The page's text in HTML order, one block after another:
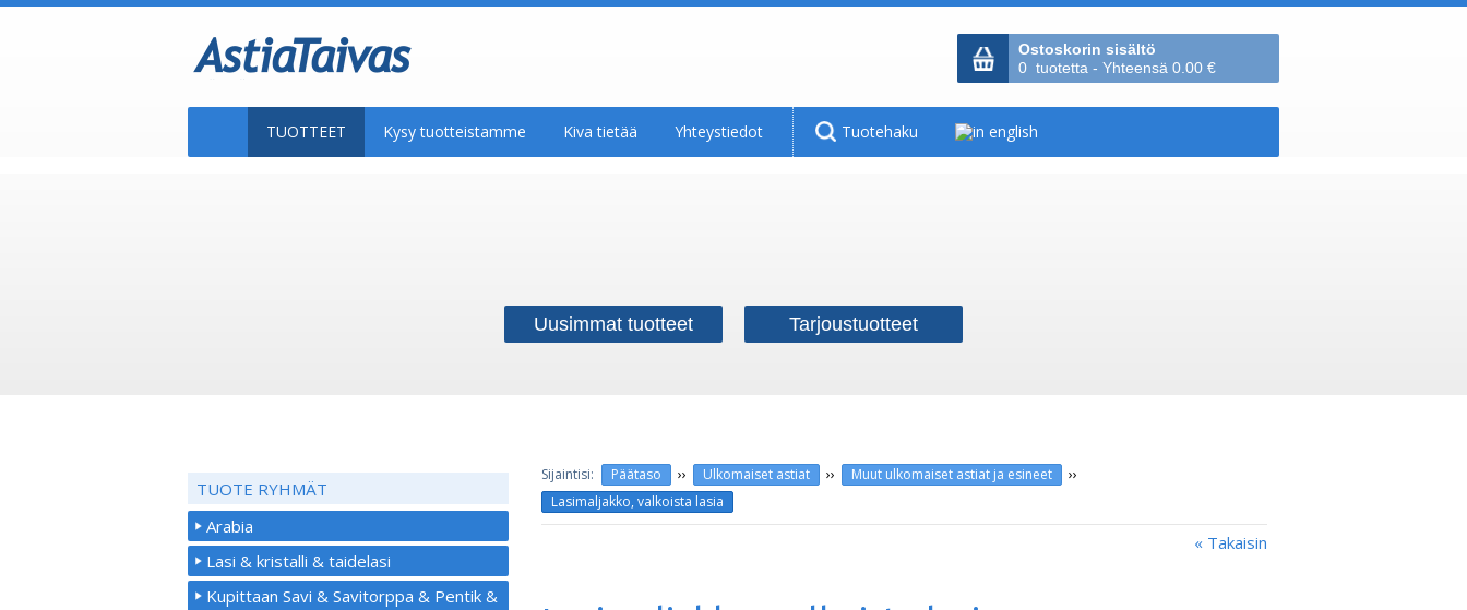
Ostoskorin sisältö
0 tuotetta - Yhteensä 0.00 €
TUOTTEET Kysy tuotteistamme Kiva tietää Yhteystiedot Tuotehaku
Uusimmat tuotteet Tarjoustuotteet
Päätaso ›› Ulkomaiset astiat ›› Muut ulkomaiset astiat ja esineet ››
Lasimaljakko, valkoista lasia
« Takaisin
TUOTE RYHMÄT
Arabia
Lasi & kristalli & taidelasi
Kupittaan Savi & Savitorppa & Pentik &